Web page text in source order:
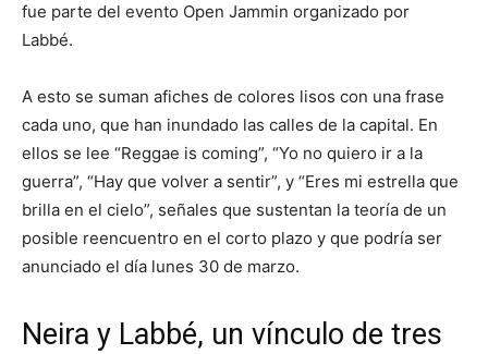
fue parte del evento Open Jammin organizado por
Labbé.
A esto se suman afiches de colores lisos con una frase
cada uno, que han inundado las calles de la capital. En
ellos se lee “Reggae is coming”, “Yo no quiero ir a la
guerra”, “Hay que volver a sentir”, y “Eres mi estrella que
brilla en el cielo”, señales que sustentan la teoría de un
posible reencuentro en el corto plazo y que podría ser
anunciado el día lunes 30 de marzo.
Neira y Labbé, un vínculo de tres